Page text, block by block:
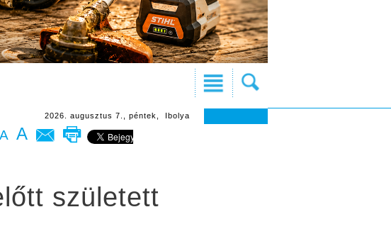
2026. augusztus 7., péntek, Ibolya
A A
született